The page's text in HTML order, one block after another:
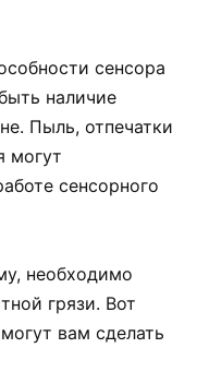
сенсора
наличие
Пыль, отпечатки
могут
сенсорного
необходимо
грязи. Вот
вам сделать